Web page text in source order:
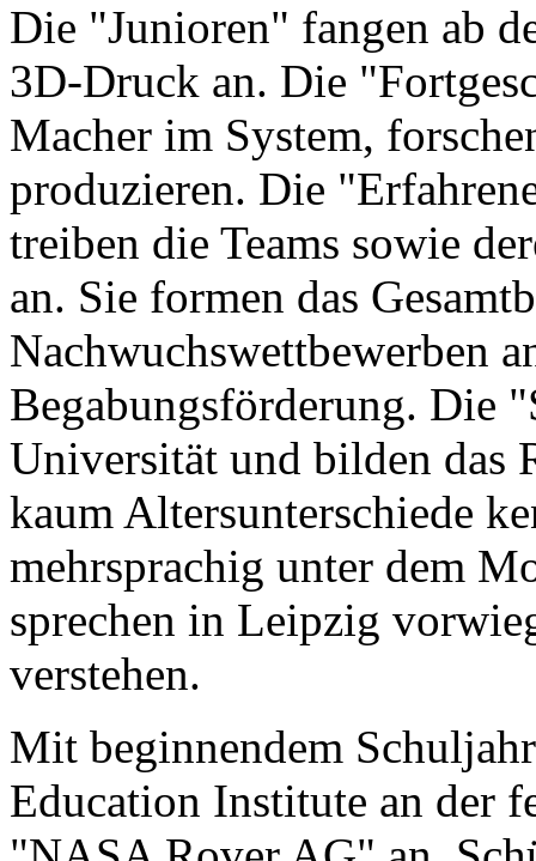
Die "Junioren" fangen ab
3D-Druck an. Die
Macher im System,
produzieren. Die
treiben die Teams sowie
an. Sie formen das
Nachwuchswettbewerben
Begabungsförderung. Die
Universität und bilden das
kaum Altersunterschiede
mehrsprachig unter dem
sprechen in Leipzig
verstehen.
Mit beginnendem
Education Institute an der